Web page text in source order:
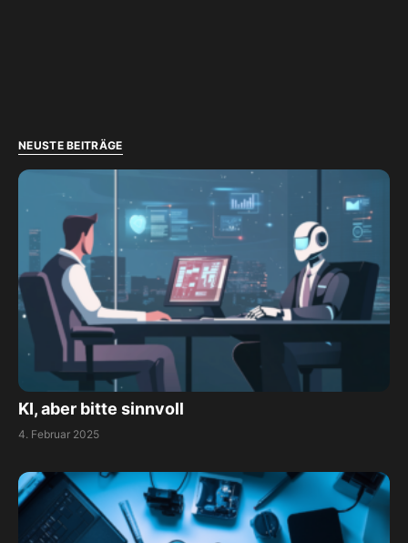
NEUSTE BEITRÄGE
KI, aber bitte sinnvoll
4. Februar 2025